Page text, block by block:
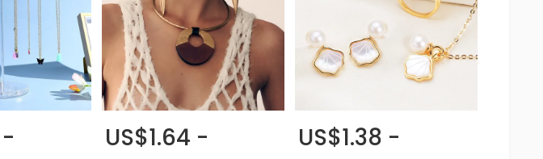
US$1.64 -
US$1.38 -